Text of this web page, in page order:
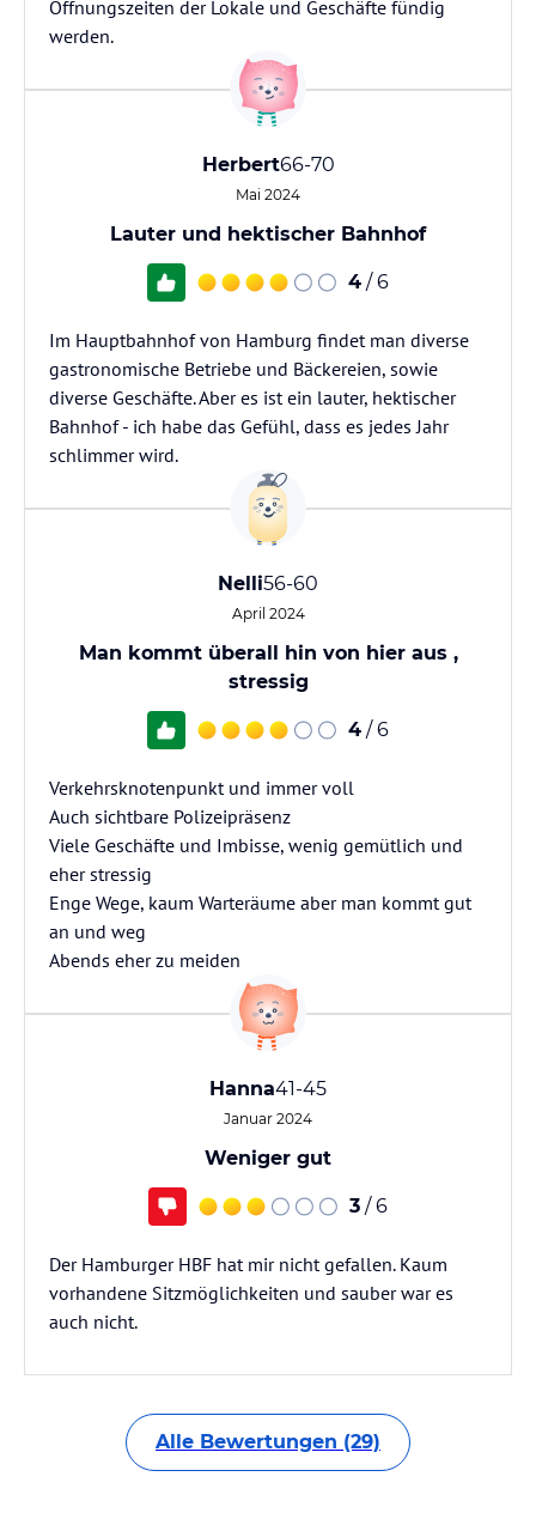
Öffnungszeiten der Lokale und Geschäfte fündig
werden.
Herbert66-70
Mai 2024
Lauter und hektischer Bahnhof
4 / 6
Im Hauptbahnhof von Hamburg findet man diverse
gastronomische Betriebe und Bäckereien, sowie
diverse Geschäfte. Aber es ist ein lauter, hektischer
Bahnhof - ich habe das Gefühl, dass es jedes Jahr
schlimmer wird.
Nelli56-60
April 2024
Man kommt überall hin von hier aus ,
stressig
4 / 6
Verkehrsknotenpunkt und immer voll
Auch sichtbare Polizeipräsenz
Viele Geschäfte und Imbisse, wenig gemütlich und
eher stressig
Enge Wege, kaum Warteräume aber man kommt gut
an und weg
Abends eher zu meiden
Hanna41-45
Januar 2024
Weniger gut
3 / 6
Der Hamburger HBF hat mir nicht gefallen. Kaum
vorhandene Sitzmöglichkeiten und sauber war es
auch nicht.
Alle Bewertungen (29)